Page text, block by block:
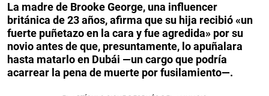
La madre de Brooke George, una influencer
británica de 23 años, afirma que su hija recibió «un
fuerte puñetazo en la cara y fue agredida» por su
novio antes de que, presuntamente, lo apuñalara
hasta matarlo en Dubái —un cargo que podría
acarrear la pena de muerte por fusilamiento—.